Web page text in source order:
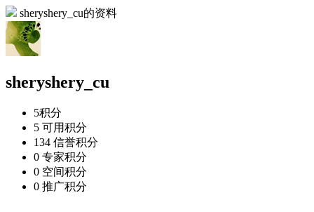
sheryshery_cu的资料
sheryshery_cu
5积分
5 可用积分
134 信誉积分
0 专家积分
0 空间积分
0 推广积分